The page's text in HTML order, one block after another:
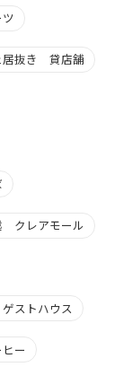
抜き 貸店舗
クレアモール
ストハウス
ー